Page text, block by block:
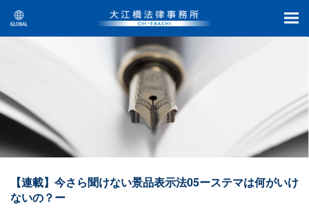
【連載】今さら聞けない景品表示法05ーステマは何がいけ
ないの？ー